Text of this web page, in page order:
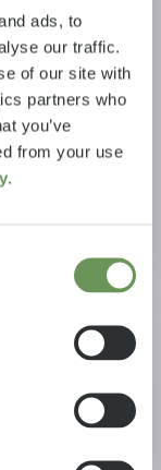
ads, to
our traffic.
of our site with
partners who
you’ve
from your use